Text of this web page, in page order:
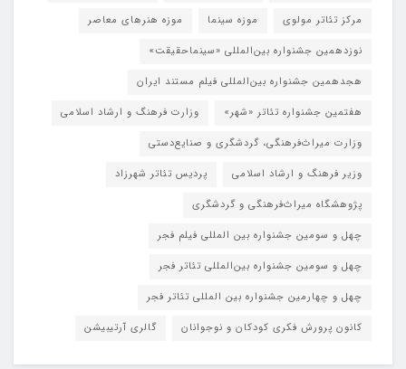
مرکز تئاتر مولوی
موزه سینما
موزه هنرهای معاصر
نوزدهمین جشنواره بین‌المللی «سینماحقیقت»
هجدهمین جشنواره بین‌المللی فیلم مستند ایران
هفتمین جشنواره تئاتر «شهر»
وزارت فرهنگ و ارشاد اسلامی
وزارت میراث‌فرهنگی، گردشگری و صنایع‌دستی
وزیر فرهنگ و ارشاد اسلامی
پردیس تئاتر شهرزاد
پژوهشگاه میراث‌فرهنگی و گردشگری
چهل و سومین جشنواره بین المللی فیلم فجر
چهل و سومین جشنواره بین‌المللی تئاتر فجر
چهل و چهارمین جشنواره بین المللی تئاتر فجر
کانون پرورش فکری کودکان و نوجوانان
گالری آرتیبیشن